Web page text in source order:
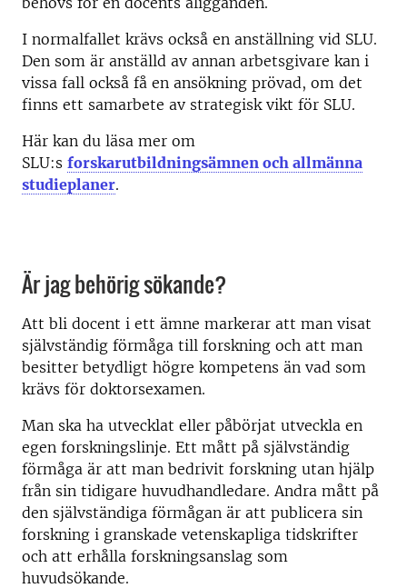
I normalfallet krävs också en anställning vid SLU.
Den som är anställd av annan arbetsgivare kan i
vissa fall också få en ansökning prövad, om det
finns ett samarbete av strategisk vikt för SLU.
Här kan du läsa mer om
SLU:s forskarutbildningsämnen och allmänna
studieplaner.
Är jag behörig sökande?
Att bli docent i ett ämne markerar att man visat
självständig förmåga till forskning och att man
besitter betydligt högre kompetens än vad som
krävs för doktorsexamen.
Man ska ha utvecklat eller påbörjat utveckla en
egen forskningslinje. Ett mått på självständig
förmåga är att man bedrivit forskning utan hjälp
från sin tidigare huvudhandledare. Andra mått på
den självständiga förmågan är att publicera sin
forskning i granskade vetenskapliga tidskrifter
och att erhålla forskningsanslag som
huvudsökande.